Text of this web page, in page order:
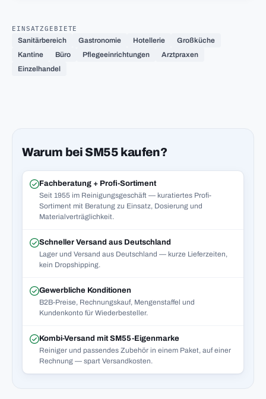
EINSATZGEBIETE
Sanitärbereich
Gastronomie Hotellerie
Großküche
Kantine
Büro Pflegeeinrichtungen
Arztpraxen
Einzelhandel
Warum bei SM55 kaufen?
Fachberatung + Profi-Sortiment
Seit 1955 im Reinigungsgeschäft — kuratiertes Profi-
Sortiment mit Beratung zu Einsatz, Dosierung und
Materialverträglichkeit.
Schneller Versand aus Deutschland
Lager und Versand aus Deutschland — kurze Lieferzeiten,
kein Dropshipping.
Gewerbliche Konditionen
B2B-Preise, Rechnungskauf, Mengenstaffel und
Kundenkonto für Wiederbesteller.
Kombi-Versand mit SM55-Eigenmarke
Reiniger und passendes Zubehör in einem Paket, auf einer
Rechnung — spart Versandkosten.